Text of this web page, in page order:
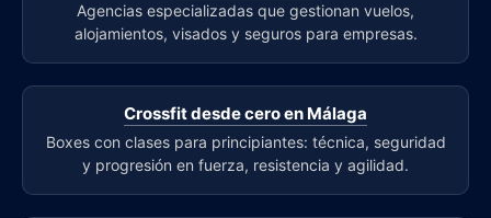
Agencias especializadas que gestionan vuelos,
alojamientos, visados y seguros para empresas.
Crossfit desde cero en Málaga
Boxes con clases para principiantes: técnica, seguridad
y progresión en fuerza, resistencia y agilidad.